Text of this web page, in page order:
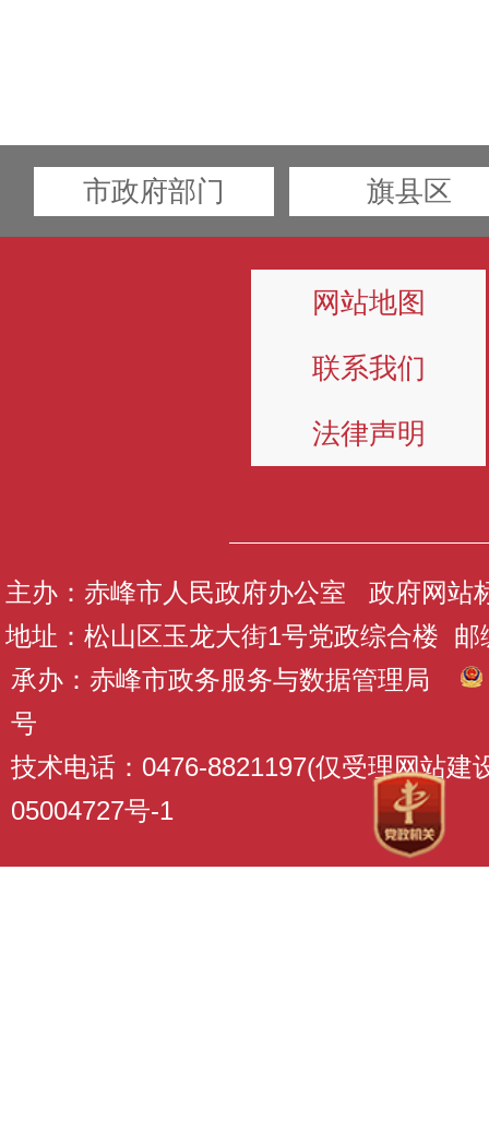
市政府部门 旗县区
网站地图
联系我们
法律声明
主办：赤峰市人民政府办公室 政府网站
地址：松山区玉龙大街1号党政综合楼 邮
承办：赤峰市政务服务与数据管理局
号
技术电话：0476-8821197(仅受理网站建
05004727号-1